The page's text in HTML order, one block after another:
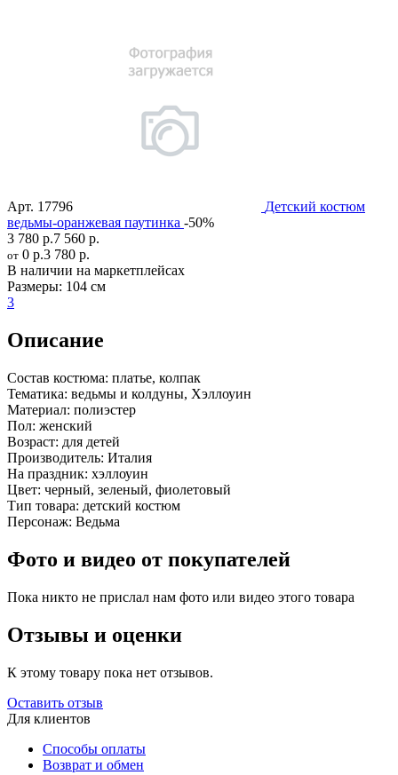
Арт. 17796
Детский костюм
ведьмы-оранжевая паутинка -50%
3 780 р.7 560 р.
от 0 р.3 780 р.
В наличии на маркетплейсах
Размеры: 104 см
3
Описание
Состав костюма: платье, колпак
Тематика: ведьмы и колдуны, Хэллоуин
Материал: полиэстер
Пол: женский
Возраст: для детей
Производитель: Италия
На праздник: хэллоуин
Цвет: черный, зеленый, фиолетовый
Тип товара: детский костюм
Персонаж: Ведьма
Фото и видео от покупателей
Пока никто не прислал нам фото или видео этого товара
Отзывы и оценки
К этому товару пока нет отзывов.
Оставить отзыв
Для клиентов
Способы оплаты
Возврат и обмен